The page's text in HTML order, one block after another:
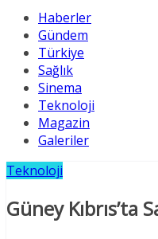
Haberler
Gündem
Türkiye
Sağlık
Sinema
Teknoloji
Magazin
Galeriler
Teknoloji
Güney Kıbrıs’ta